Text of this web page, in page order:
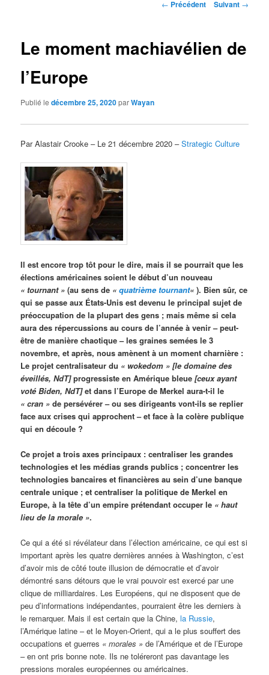
Navigation
← Précédent Suivant →
Le moment machiavélien de
l’Europe
Publié ledécembre 25, 2020parWayan
Par Alastair Crooke – Le 21 décembre 2020 –Strategic Culture
Il est encore trop tôt pour le dire, mais il se pourrait que les
élections américaines soient le début d’un nouveau
« tournant » (au sens de «quatrième tournant«). Bien sûr, ce
qui se passe aux États-Unis est devenu le principal sujet de
préoccupation de la plupart des gens ; mais même si cela
aura des répercussions au cours de l’année à venir – peut-
être de manière chaotique – les graines semées le 3
novembre, et après, nous amènent à un moment charnière :
Le projet centralisateur du « wokedom » [le domaine des
éveillés, NdT]progressiste en Amérique bleue[ceux ayant
voté Biden, NdT]et dans l’Europe de Merkel aura-t-il le
« cran » de persévérer – ou ses dirigeants vont-ils se replier
face aux crises qui approchent – et face à la colère publique
qui en découle ?
Ce projet a trois axes principaux : centraliser les grandes
technologies et les médias grands publics ; concentrer les
technologies bancaires et financières au sein d’une banque
centrale unique ; et centraliser la politique de Merkel en
Europe, à la tête d’un empire prétendant occuper le « haut
lieu de la morale ».
Ce qui a été si révélateur dans l’élection américaine, ce qui est si
important après les quatre dernières années à Washington, c’est
d’avoir mis de côté toute illusion de démocratie et d’avoir
démontré sans détours que le vrai pouvoir est exercé par une
clique de milliardaires. Les Européens, qui ne disposent que de
peu d’informations indépendantes, pourraient être les derniers à
le remarquer. Mais il est certain que la Chine,la Russie,
l’Amérique latine – et le Moyen-Orient, qui a le plus souffert des
occupations et guerres « morales » de l’Amérique et de l’Europe
– en ont pris bonne note. Ils ne toléreront pas davantage les
pressions morales européennes ou américaines.